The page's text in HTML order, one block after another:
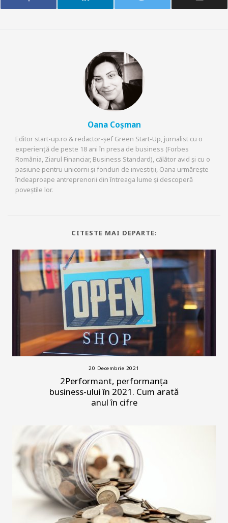
Oana Coșman
Editor start-up.ro & redactor-șef Green Start-Up, jurnalist cu o
experiență de peste 18 ani în presa de business (Forbes
România, Ziarul Financiar, Business Standard), călător avid și cu o
pasiune pentru unicorni și fonduri de investiții, Oana urmărește
îndeaproape antreprenorii din întreaga lume și descoperă
poveștile lor.
CITESTE MAI DEPARTE:
20 Decembrie 2021
2Performant, performanța
business-ului în 2021. Cum arată
anul în cifre